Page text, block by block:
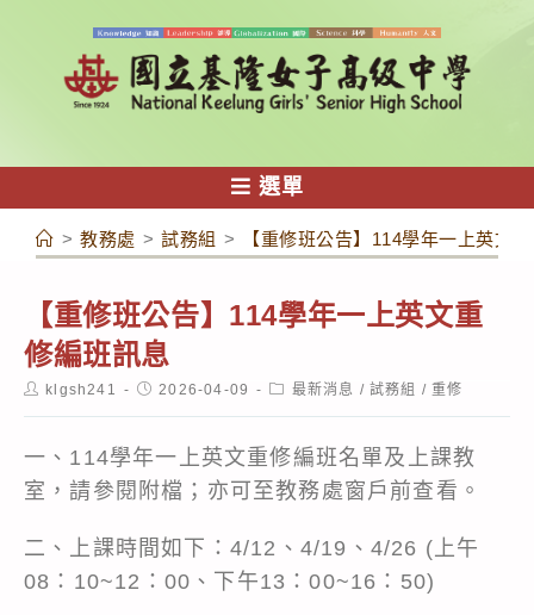
容
選單
> 教務處 > 試務組 > 【重修班公告】114學年一上英文
【重修班公告】114學年一上英文重
修編班訊息
Postklgsh241
Post2026-04-09
Post最新消息 / 試務組 / 重修
一、114學年一上英文重修編班名單及上課教
室，請參閱附檔；亦可至教務處窗戶前查看。
二、上課時間如下：4/12、4/19、4/26 (上午
08：10~12：00、下午13：00~16：50)